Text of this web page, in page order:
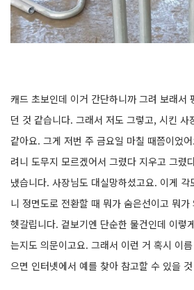
캐드 초보인데 이거 간단하니까 그려 보래서
던 것 같습니다. 그래서 저도 그렇고, 시킨 사
같아요. 그게 저번 주 금요일 마칠 때쯤이었
려니 도무지 모르겠어서 그렸다 지우고 그렸
냈습니다. 사장님도 대실망하셨고요. 이게
니 정면도로 전환할 때 뭐가 숨은선이고 뭐
헷갈립니다. 겉보기엔 단순한 물건인데 이렇
는지도 의문이고요. 그래서 이런 거 혹시 이
으면 인터넷에서 예를 찾아 참고할 수 있을